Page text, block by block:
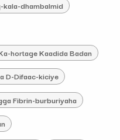
kala-dhambalmid
hortage Kaadida Badan
D-Difaac-kiciye
Fibrin-burburiyaha